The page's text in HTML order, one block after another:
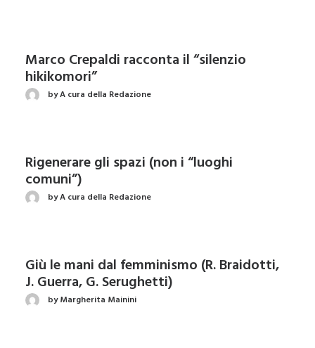
Marco Crepaldi racconta il “silenzio
hikikomori”
by A cura della Redazione
Rigenerare gli spazi (non i “luoghi
comuni”)
by A cura della Redazione
Giù le mani dal femminismo (R. Braidotti,
J. Guerra, G. Serughetti)
by Margherita Mainini